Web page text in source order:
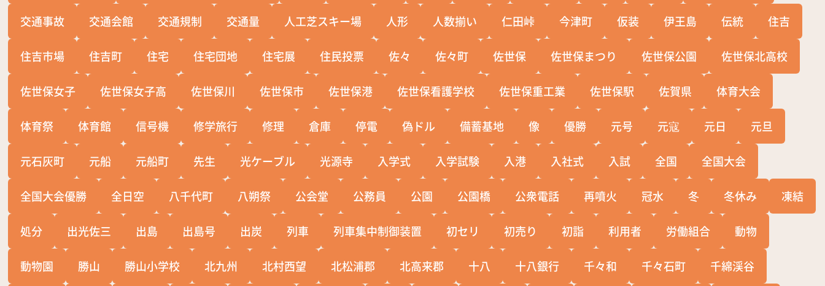
交通事故 交通会館 交通規制 交通量 人工芝スキー場 人形 人数揃い 仁田峠 今津町 仮装 伊王島 伝統 住吉
住吉市場 住吉町 住宅 住宅団地 住宅展 住民投票 佐々 佐々町 佐世保 佐世保まつり 佐世保公園 佐世保北高校
佐世保女子 佐世保女子高 佐世保川 佐世保市 佐世保港 佐世保看護学校 佐世保重工業 佐世保駅 佐賀県 体育大会
体育祭 体育館 信号機 修学旅行 修理 倉庫 停電 偽ドル 備蓄基地 像 優勝 元号 元寇 元日 元旦
元石灰町 元船 元船町 先生 光ケーブル 光源寺 入学式 入学試験 入港 入社式 入試 全国 全国大会
全国大会優勝 全日空 八千代町 八朔祭 公会堂 公務員 公園 公園橋 公衆電話 再噴火 冠水 冬 冬休み 凍結
処分 出光佐三 出島 出島号 出炭 列車 列車集中制御装置 初セリ 初売り 初詣 利用者 労働組合 動物
動物園 勝山 勝山小学校 北九州 北村西望 北松浦郡 北高来郡 十八 十八銀行 千々和 千々石町 千綿渓谷